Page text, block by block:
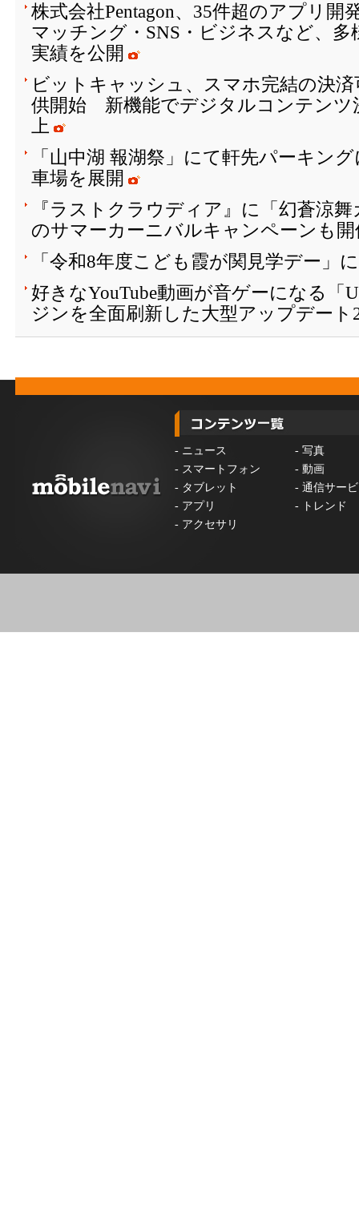
株式会社Pentagon、35件超のアプリ開
マッチング・SNS・ビジネスなど、
実績を公開
ビットキャッシュ、スマホ完結の決
供開始 新機能でデジタルコンテンツ
上
「山中湖 報湖祭」にて軒先パーキン
車場を展開
『ラストクラウディア』に「幻蒼涼
のサマーカーニバルキャンペーンも
「令和8年度こども霞が関見学デー」
好きなYouTube動画が音ゲーになる「
ジンを全面刷新した大型アップデート
- ニュース - 写真
- スマートフォン - 動画
- タブレット - 通信サー
- アプリ -
トレンド
- アクセサリ